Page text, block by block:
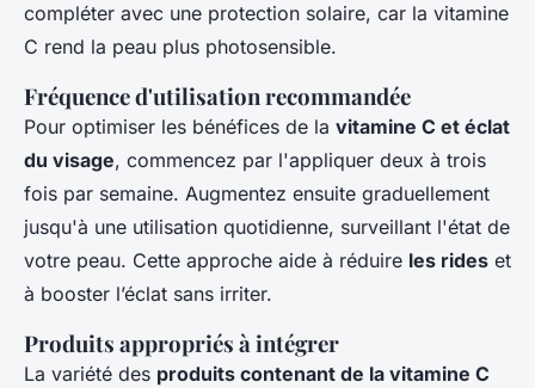
compléter avec une protection solaire, car la vitamine
C rend la peau plus photosensible.
Fréquence d'utilisation recommandée
Pour optimiser les bénéfices de la vitamine C et éclat
du visage, commencez par l'appliquer deux à trois
fois par semaine. Augmentez ensuite graduellement
jusqu'à une utilisation quotidienne, surveillant l'état de
votre peau. Cette approche aide à réduire les rides et
à booster l’éclat sans irriter.
Produits appropriés à intégrer
La variété des produits contenant de la vitamine C